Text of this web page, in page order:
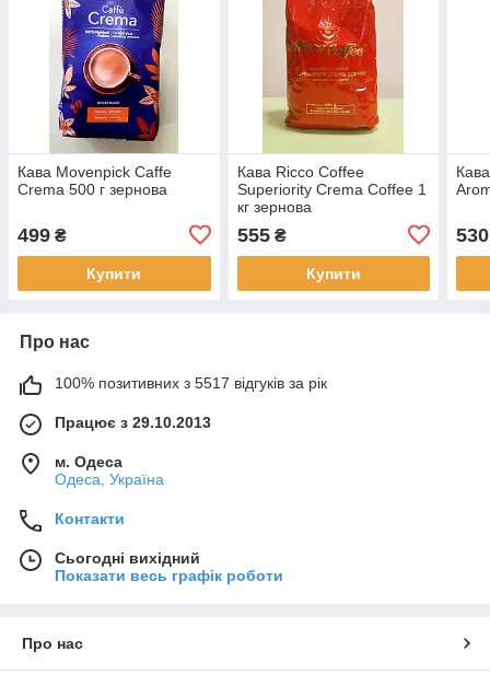
Кава Movenpick Caffe
Crema 500 г зернова
499 ₴
Купити
Кава Ricco Coffee
Superiority Crema Coffee 1
кг зернова
555₴
Купити
530
Про нас
100% позитивних з 5517 відгуків за рік
Працює з 29.10.2013
м. Одеса
Одеса, Україна
Контакти
Сьогодні вихідний
Показати весь графік роботи
Про нас